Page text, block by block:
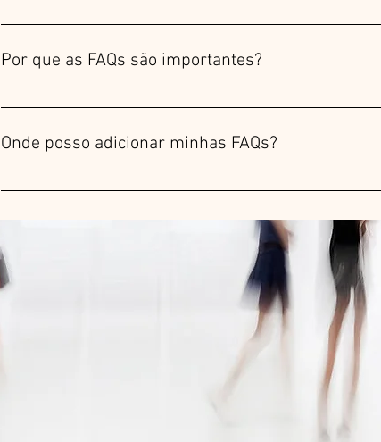
Uma seção de FAQ pode ser usada para responder
Por que as FAQs são importantes?
As FAQs são uma ótima maneira de ajudar os visitantes do
Onde posso adicionar minhas FAQs?
As FAQs podem ser adicionadas a qualquer página do site